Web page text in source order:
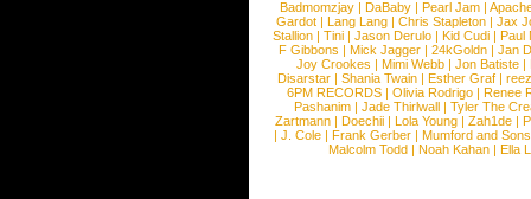
Badmomzjay |DaBaby |Pearl Jam |
Gardot | Lang Lang | Chris Stapleton | Jax
Stallion |Tini |Jason Derulo |Kid Cudi |Paul
F Gibbons | Mick Jagger | 24kGoldn | Jan
Joy Crookes | Mimi Webb | Jon Batiste |
Disarstar | Shania Twain | Esther Graf |
6PM RECORDS | Olivia Rodrigo | Renee
Pashanim |Jade Thirlwall |Tyler The
Zartmann | Doechii | Lola Young | Zah1de |
| J. Cole | Frank Gerber | Mumford and Sons
Malcolm Todd | Noah Kahan | Ella